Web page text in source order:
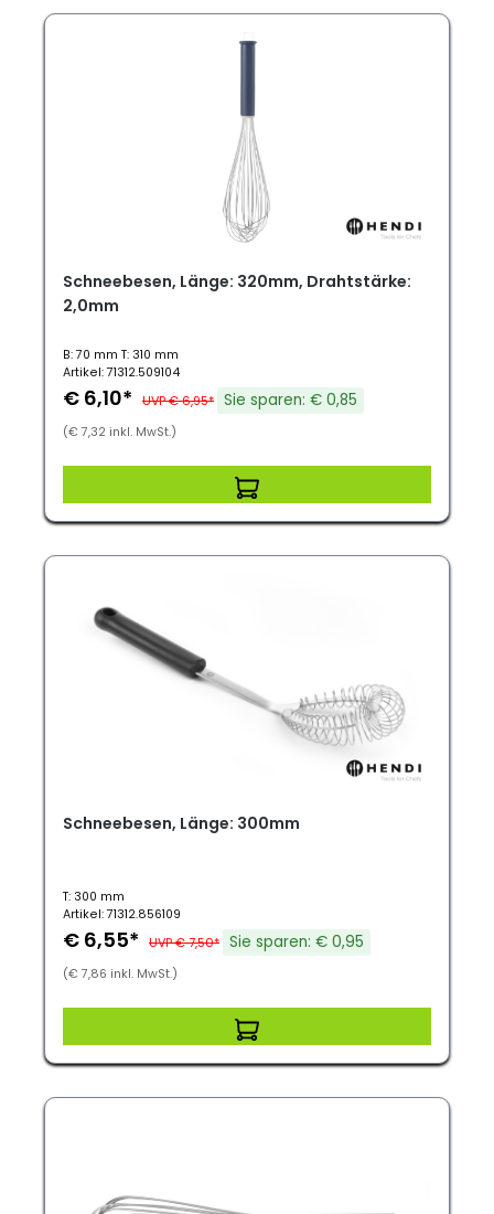
Schneebesen, Länge: 320mm, Drahtstärke:
2,0mm
B: 70 mm T: 310 mm
Artikel: 71312.509104
€ 6,10* UVP € 6,95* Sie sparen: € 0,85
(€ 7,32 inkl. MwSt.)
Schneebesen, Länge: 300mm
T: 300 mm
Artikel: 71312.856109
€ 6,55* UVP € 7,50* Sie sparen: € 0,95
(€ 7,86 inkl. MwSt.)